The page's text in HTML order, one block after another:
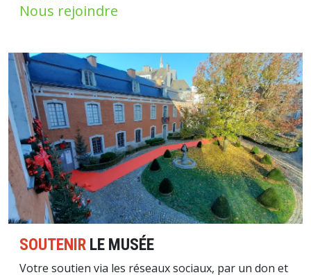
Nous rejoindre
Image
SOUTENIR LE MUSÉE
Votre soutien via les réseaux sociaux, par un don et